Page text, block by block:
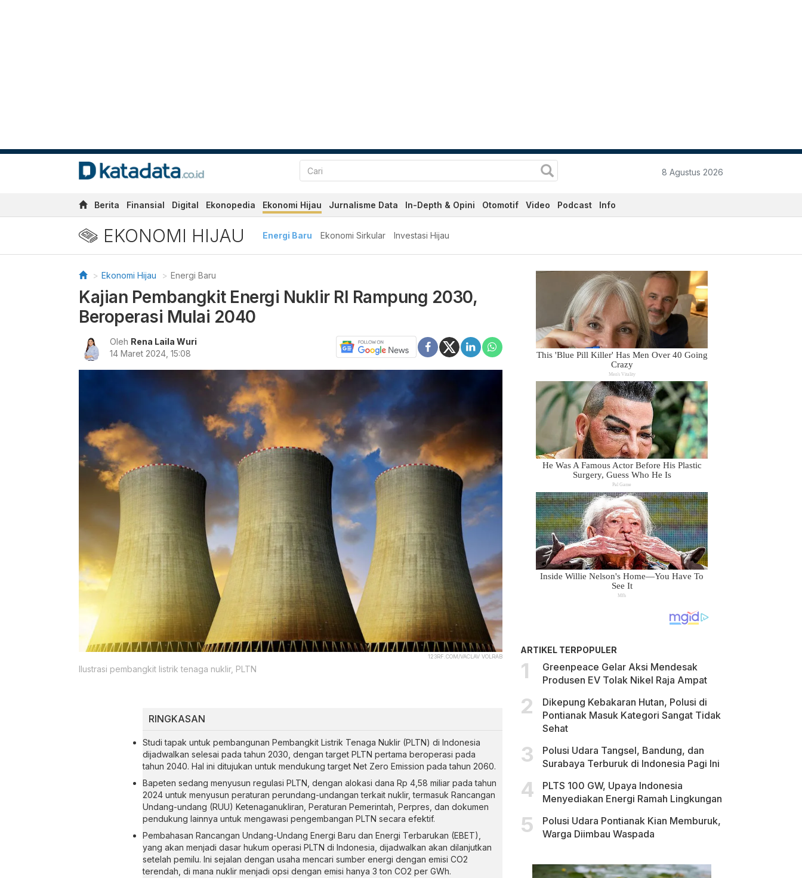
8 Agustus 2026
Berita Finansial Digital Ekonopedia Ekonomi Hijau Jurnalisme Data In-Depth & Opini Otomotif Video Podcast Info
EKONOMI HIJAU Energi Baru Ekonomi Sirkular Investasi Hijau
Ekonomi Hijau Energi Baru
Kajian Pembangkit Energi Nuklir RI Rampung 2030,
Beroperasi Mulai 2040
Oleh Rena Laila Wuri
14 Maret 2024, 15:08
123RF.COM/VACLAV VOLRAB
Ilustrasi pembangkit listrik tenaga nuklir, PLTN
RINGKASAN
Studi tapak untuk pembangunan Pembangkit Listrik Tenaga Nuklir (PLTN) di Indonesia
dijadwalkan selesai pada tahun 2030, dengan target PLTN pertama beroperasi pada
tahun 2040. Hal ini ditujukan untuk mendukung target Net Zero Emission pada tahun 2060.
Bapeten sedang menyusun regulasi PLTN, dengan alokasi dana Rp 4,58 miliar pada tahun
2024 untuk menyusun peraturan perundang-undangan terkait nuklir, termasuk Rancangan
Undang-undang (RUU) Ketenaganukliran, Peraturan Pemerintah, Perpres, dan dokumen
pendukung lainnya untuk mengawasi pengembangan PLTN secara efektif.
Pembahasan Rancangan Undang-Undang Energi Baru dan Energi Terbarukan (EBET),
yang akan menjadi dasar hukum operasi PLTN di Indonesia, dijadwalkan akan dilanjutkan
setelah pemilu. Ini sejalan dengan usaha mencari sumber energi dengan emisi CO2
terendah, di mana nuklir menjadi opsi dengan emisi hanya 3 ton CO2 per GWh.
ARTIKEL TERPOPULER
Greenpeace Gelar Aksi Mendesak
Produsen EV Tolak Nikel Raja Ampat
Dikepung Kebakaran Hutan, Polusi di
Pontianak Masuk Kategori Sangat Tidak
Sehat
Polusi Udara Tangsel, Bandung, dan
Surabaya Terburuk di Indonesia Pagi Ini
PLTS 100 GW, Upaya Indonesia
Menyediakan Energi Ramah Lingkungan
Polusi Udara Pontianak Kian Memburuk,
Warga Diimbau Waspada